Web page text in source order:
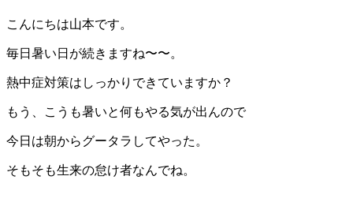
こんにちは山本です。
毎日暑い日が続きますね〜〜。
熱中症対策はしっかりできていますか？
もう、こうも暑いと何もやる気が出んので
今日は朝からグータラしてやった。
そもそも生来の怠け者なんでね。